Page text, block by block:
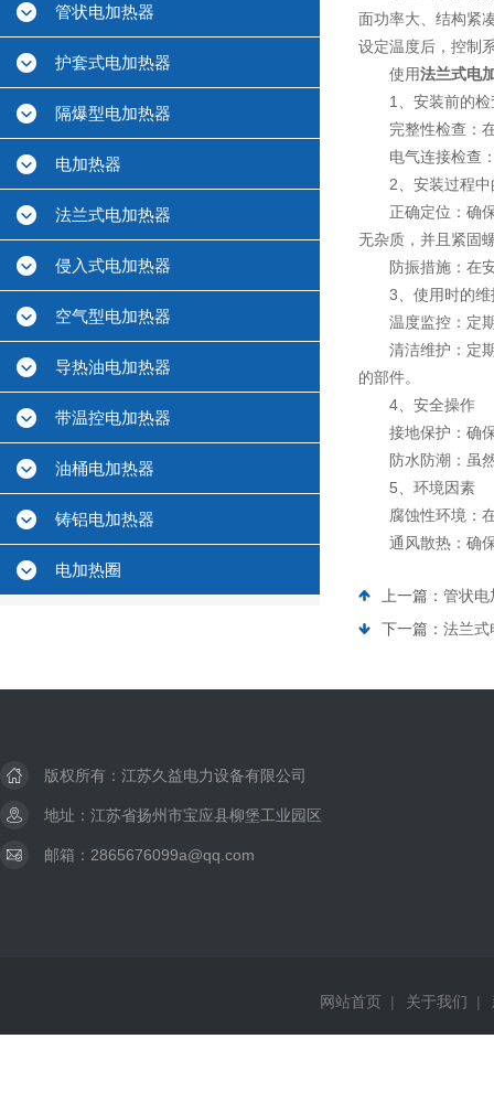
管状电加热器
护套式电加热器
隔爆型电加热器
电加热器
法兰式电加热器
侵入式电加热器
空气型电加热器
导热油电加热器
带温控电加热器
油桶电加热器
铸铝电加热器
电加热圈
面功率大、结构紧
设定温度后，控制
使用法兰式电
1、安装前的检
完整性检查：在
电气连接检查：
2、安装过程中
正确定位：确保
无杂质，并且紧固
防振措施：在安
3、使用时的维
温度监控：定期
清洁维护：定期
的部件。
4、安全操作
接地保护：确保
防水防潮：虽然
5、环境因素
腐蚀性环境：在
通风散热：确保
上一篇： 管状电
下一篇： 法兰式
版权所有：江苏久益电力设备有限公司
地址：江苏省扬州市宝应县柳堡工业园区
邮箱：2865676099a@qq.com
网站首页 | 关于我们 |